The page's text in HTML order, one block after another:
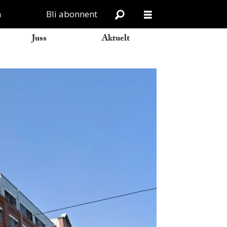
Bli abonnent
Juss Aktuelt